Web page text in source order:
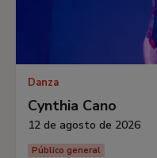
Danza
Cynthia Cano
12 de agosto de 2026
Público general